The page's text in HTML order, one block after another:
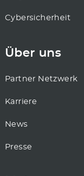
Cybersicherheit
Über uns
Partner Netzwerk
Karriere
News
Presse